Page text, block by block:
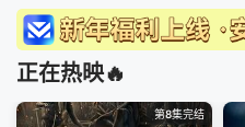
正在热映🔥
第8集完结